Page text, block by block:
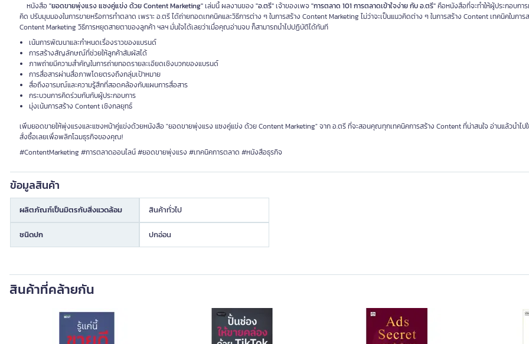
หนังสือ"ยอดขายพุ่งแรง แซงคู่แข่ง ด้วย Content Marketing"เล่มนี้ ผลงานของ "อ.ตรี"เจ้าของเพจ"การตลาด 101 การตลาดเข้าใจง่าย กับ อ.ตรี"คือหนังสือที่จะทำให้ผู้ประกอบกา
คิด ปรับมุมมองในการขายหรือการทำตลาด เพราะ อ.ตรี ได้ถ่ายทอดเทคนิคและวิธีการต่าง ๆ ในการสร้าง Content Marketing ไม่ว่าจะเป็นแนวคิดต่าง ๆ ในการสร้าง Content เทคนิคในการ
Content Marketing วิธีการหยุดสายตาของลูกค้า ฯลฯ มั่นใจได้เลยว่าเมื่อคุณอ่านจบ ก็สามารถนำไปปฏิบัติได้ทันที
เน้นการพัฒนาและกำหนดเรื่องราวของแบรนด์
การสร้างสัญลักษณ์ที่ช่วยให้ลูกค้าสัมผัสได้
ภาพถ่ายมีความสำคัญในการถ่ายทอดรายละเอียดเชิงบวกของแบรนด์
การสื่อสารผ่านสื่อภาพโดยตรงถึงกลุ่มเป้าหมาย
สื่อถึงอารมณ์และความรู้สึกที่สอดคล้องกับแผนการสื่อสาร
กระบวนการคิดร่วมกันกับผู้ประกอบการ
มุ่งเน้นการสร้าง Content เชิงกลยุทธ์
เพิ่มยอดขายให้พุ่งแรงและแซงหน้าคู่แข่งด้วยหนังสือ "ยอดขายพุ่งแรง แซงคู่แข่ง ด้วย Content Marketing" จาก อ.ตรี ที่จะสอนคุณทุกเทคนิคการสร้าง Content ที่น่าสนใจ อ่านแล้วนำไป
สั่งซื้อเลยเพื่อพลิกโฉมธุรกิจของคุณ!
#ContentMarketing #การตลาดออนไลน์ #ยอดขายพุ่งแรง #เทคนิคการตลาด #หนังสือธุรกิจ
ข้อมูลสินค้า
ผลิตภัณฑ์เป็นมิตรกับสิ่งแวดล้อม สินค้าทั่วไป
ชนิดปก ปกอ่อน
สินค้าที่คล้ายกัน